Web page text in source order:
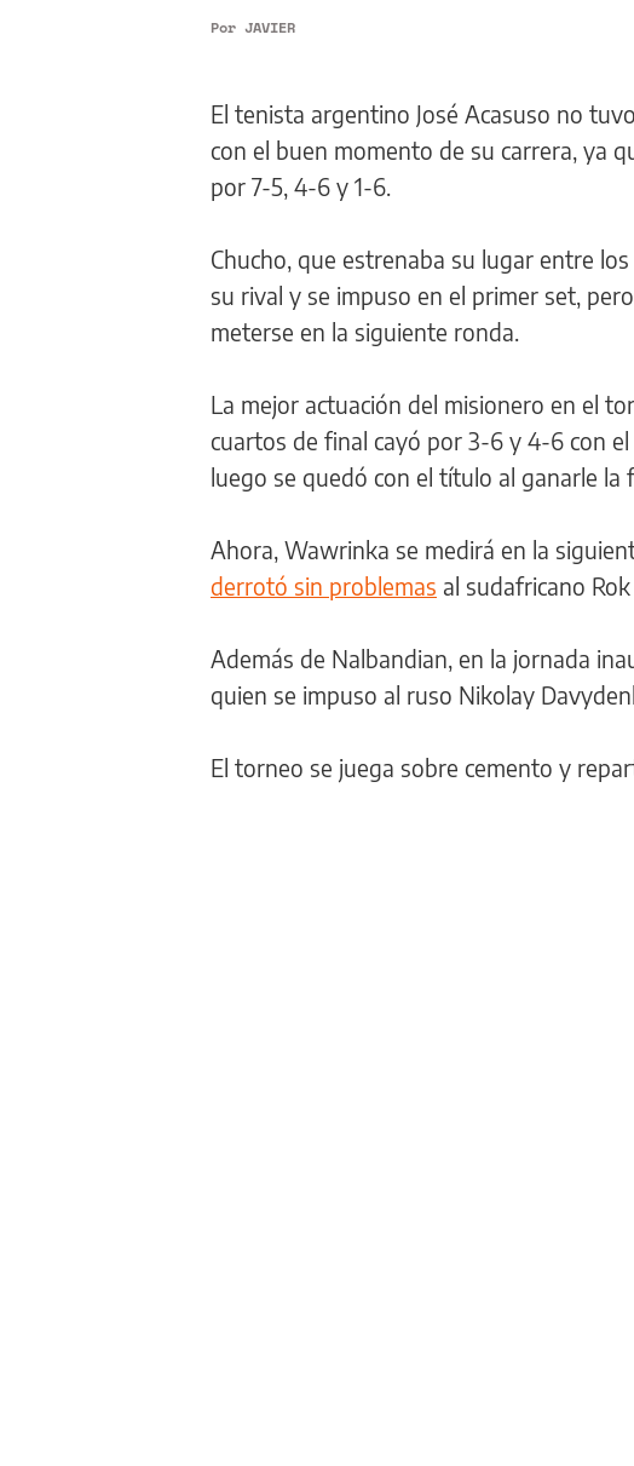
Por JAVIER
El tenista argentino José Acasuso no
con el buen momento de su carrera, ya
por 7-5, 4-6 y 1-6.
Chucho, que estrenaba su lugar entre
su rival y se impuso en el primer set,
meterse en la siguiente ronda.
La mejor actuación del misionero en el
cuartos de final cayó por 3-6 y 4-6 con
luego se quedó con el título al ganarle la
Ahora, Wawrinka se medirá en la
derrotó sin problemas al sudafricano
Además de Nalbandian, en la jornada
quien se impuso al ruso Nikolay
El torneo se juega sobre cemento y